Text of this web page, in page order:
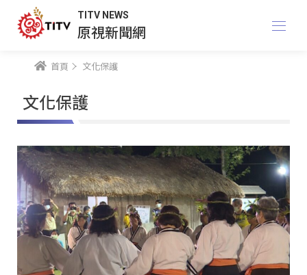
TITV NEWS
原視新聞網
首頁 文化保護
文化保護